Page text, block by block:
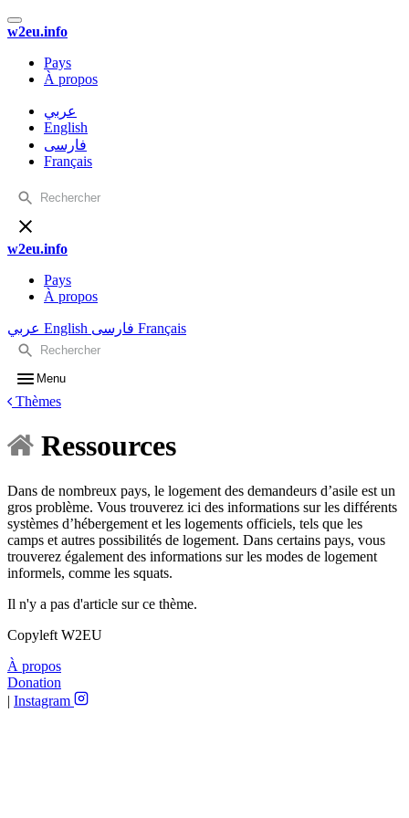
w2eu.info
Pays
À propos
عربي
English
فارسی
Français
w2eu.info
Pays
À propos
عربي English فارسی Français
Menu
Thèmes
Ressources
Dans de nombreux pays, le logement des demandeurs d’asile est un
gros problème. Vous trouverez ici des informations sur les différents
systèmes d’hébergement et les logements officiels, tels que les
camps et autres possibilités de logement. Dans certains pays, vous
trouverez également des informations sur les modes de logement
informels, comme les squats.
Il n'y a pas d'article sur ce thème.
Copyleft W2EU
À propos
Donation
| Instagram